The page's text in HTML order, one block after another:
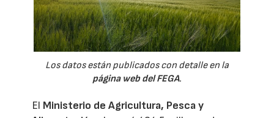
Los datos están publicados con detalle en la
página web del FEGA.
El Ministerio de Agricultura, Pesca y